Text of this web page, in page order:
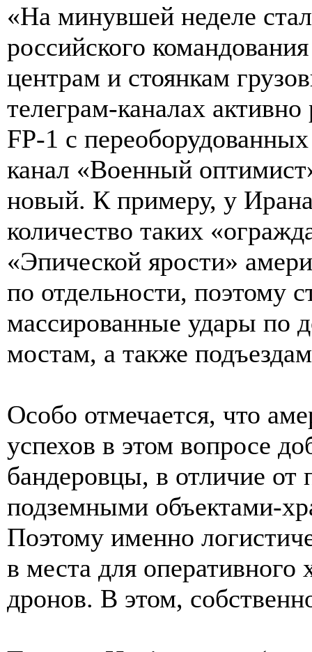
«На минувшей неделе
российского
центрам и стоянкам
телеграм-каналах
FP-1 с
канал «Военный
новый. К примеру, у Ирана
количество таких
«Эпической ярости»
по отдельности, поэтому
массированные удары по
мостам, а также
Особо отмечается, что
успехов в этом вопросе
бандеровцы, в отличие
подземными объектами-
Поэтому именно
в места для
дронов. В этом,